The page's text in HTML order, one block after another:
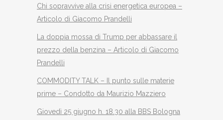
Chi sopravvive alla crisi energetica europea –
Articolo di Giacomo Prandelli
La doppia mossa di Trump per abbassare il
prezzo della benzina – Articolo di Giacomo
Prandelli
COMMODITY TALK – Il punto sulle materie
prime – Condotto da Maurizio Mazziero
Giovedì 25 giugno h. 18.30 alla BBS Bologna